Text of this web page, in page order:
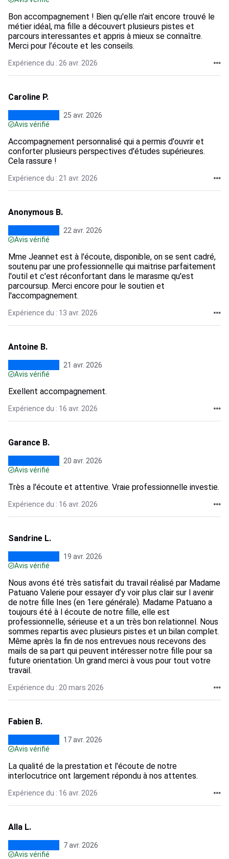
Bon accompagnement ! Bien qu'elle n'ait encore trouvé le
métier idéal, ma fille a découvert plusieurs pistes et
parcours interessantes et appris à mieux se connaître.
Merci pour l’écoute et les conseils.
Expérience du : 26 avr. 2026
Caroline P.
25 avr. 2026
Avis vérifié
Accompagnement personnalisé qui a permis d'ouvrir et
conforter plusieurs perspectives d'études supérieures.
Cela rassure !
Expérience du : 21 avr. 2026
Anonymous B.
22 avr. 2026
Avis vérifié
Mme Jeannet est à l'écoute, disponible, on se sent cadré,
soutenu par une professionnelle qui maitrise parfaitement
l'outil et c'est réconfortant dans le marasme qu'est
parcoursup. Merci encore pour le soutien et
l'accompagnement.
Expérience du : 13 avr. 2026
Antoine B.
21 avr. 2026
Avis vérifié
Exellent accompagnement.
Expérience du : 16 avr. 2026
Garance B.
20 avr. 2026
Avis vérifié
Très a l'écoute et attentive. Vraie professionnelle investie.
Expérience du : 16 avr. 2026
Sandrine L.
19 avr. 2026
Avis vérifié
Nous avons été très satisfait du travail réalisé par Madame
Patuano Valerie pour essayer d’y voir plus clair sur l avenir
de notre fille Ines (en 1ere générale). Madame Patuano a
toujours été à l écoute de notre fille, elle est
professionnelle, sérieuse et a un très bon relationnel. Nous
sommes repartis avec plusieurs pistes et un bilan complet.
Même après la fin de nos entrevues nous recevons des
mails de sa part qui peuvent intéresser notre fille pour sa
future orientation. Un grand merci à vous pour tout votre
travail.
Expérience du : 20 mars 2026
Fabien B.
17 avr. 2026
Avis vérifié
La qualité de la prestation et l'écoute de notre
interlocutrice ont largement répondu à nos attentes.
Expérience du : 16 avr. 2026
Alla L.
7 avr. 2026
Avis vérifié